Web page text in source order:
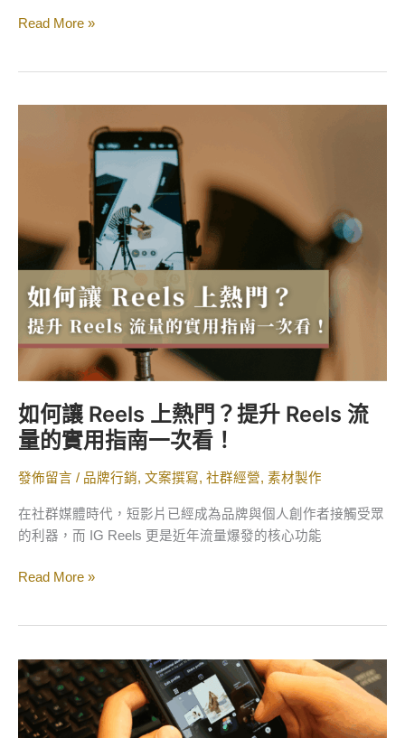
Read More »
如何讓 Reels 上熱門？提升 Reels 流
量的實用指南一次看！
發佈留言 / 品牌行銷, 文案撰寫, 社群經營, 素材製作
在社群媒體時代，短影片已經成為品牌與個人創作者接觸受眾
的利器，而 IG Reels 更是近年流量爆發的核心功能
熱
門？
提
升
Reels
流
量
的
用
指
一
次
看！
Read More »
寫
出
高
互